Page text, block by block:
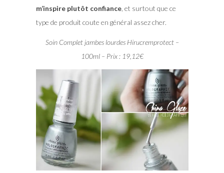
m’inspire plutôt confiance, et surtout que ce
type de produit coute en général assez cher.
Soin Complet jambes lourdes Hirucremprotect –
100ml – Prix : 19,12€